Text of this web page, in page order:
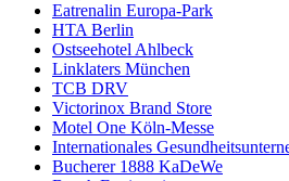
Eatrenalin Europa-Park
HTA Berlin
Ostseehotel Ahlbeck
Linklaters München
TCB DRV
Victorinox Brand Store
Motel One Köln-Messe
Internationales
Bucherer 1888 KaDeWe